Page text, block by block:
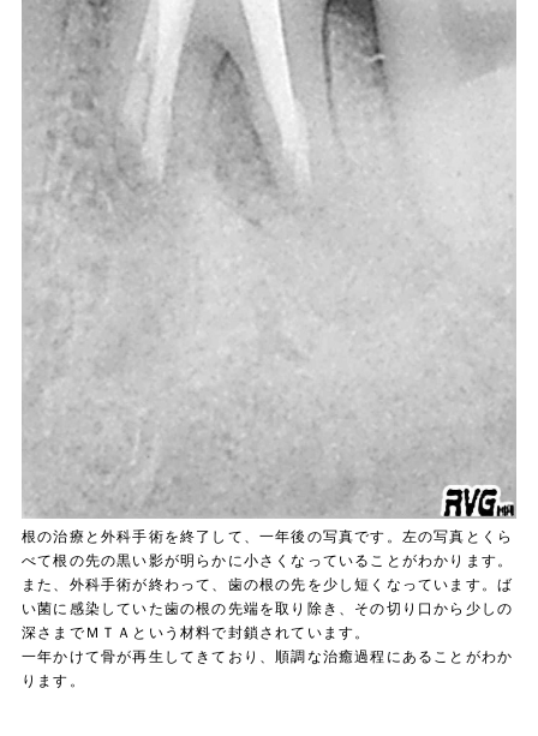
根の治療と外科手術を終了して、一年後の写真です。左の写真とくら
べて根の先の黒い影が明らかに小さくなっていることがわかります。
また、外科手術が終わって、歯の根の先を少し短くなっています。ば
い菌に感染していた歯の根の先端を取り除き、その切り口から少しの
深さまでＭＴＡという材料で封鎖されています。
一年かけて骨が再生してきており、順調な治癒過程にあることがわか
ります。